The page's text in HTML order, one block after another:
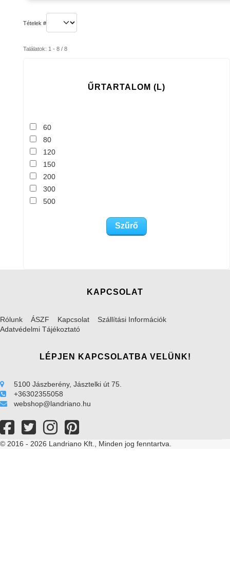
ŰRTARTALOM (L)
60
80
120
150
200
300
500
Tételek #
Találatok: 1 - 8 / 8
KAPCSOLAT
Rólunk ÁSZF Kapcsolat
Szállítási Információk
Adatvédelmi Tájékoztató
LÉPJEN KAPCSOLATBA VELÜNK!
5100 Jászberény, Jásztelki út 75.
+36302355058
webshop@landriano.hu
© 2016 - 2026 Landriano Kft., Minden jog fenntartva.